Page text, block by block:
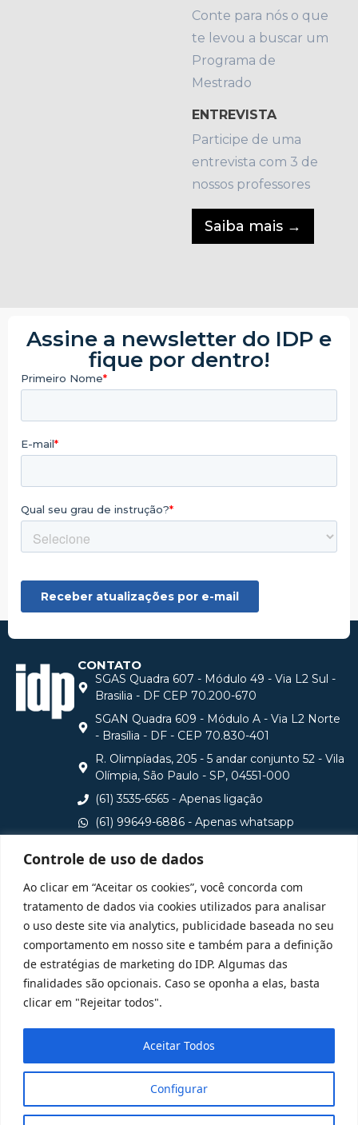
Controle de uso de dados
Ao clicar em “Aceitar os cookies”, você concorda com
tratamento de dados via cookies utilizados para analisar
o uso deste site via analytics, publicidade baseada no seu
comportamento em nosso site e também para a definição
de estratégias de marketing do IDP. Algumas das
finalidades são opcionais. Caso se oponha a elas, basta
clicar em "Rejeitar todos".
Configurar
Aceitar Todos
Conte para nós o que
te levou a buscar um
Programa de
Mestrado
ENTREVISTA
Participe de uma
entrevista com 3 de
nossos professores
Saiba mais
Assine a newsletter do IDP e
fique por dentro!
CONTATO
SGAS Quadra 607 - Módulo 49 - Via L2 Sul -
Brasilia - DF CEP 70.200-670
SGAN Quadra 609 - Módulo A - Via L2 Norte
- Brasília - DF - CEP 70.830-401
R. Olimpíadas, 205 - 5 andar conjunto 52 - Vila
Olímpia, São Paulo - SP, 04551-000
(61) 3535-6565 - Apenas ligação
(61) 99649-6886 - Apenas whatsapp
Consulte aqui o cadastro da Instituição no Sistema e-
MEC